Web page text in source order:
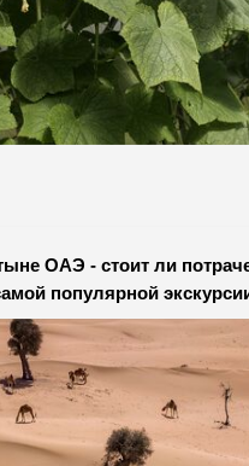
ОАЭ - стоит ли
популярной